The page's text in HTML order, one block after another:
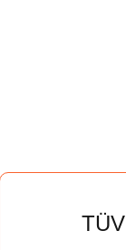
TÜV